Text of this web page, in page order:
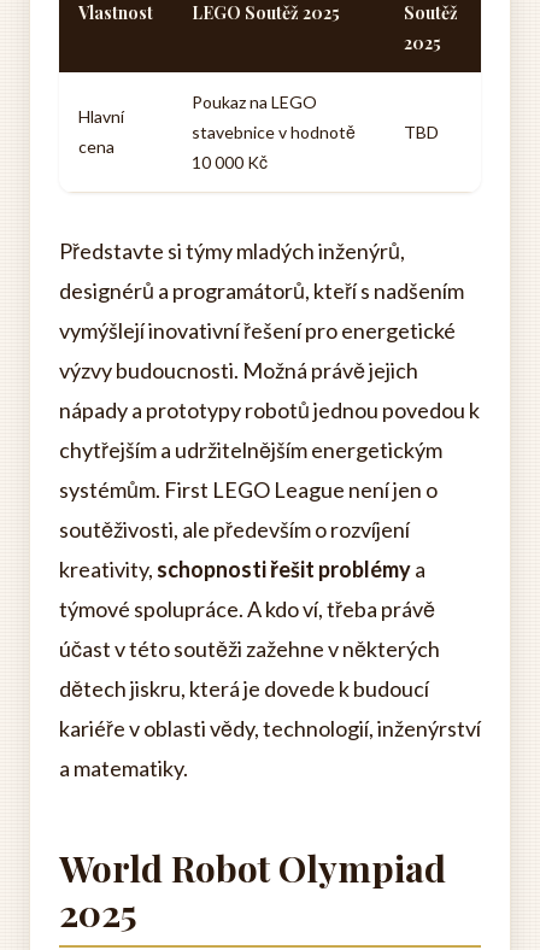
Vlastnost LEGO Soutěž 2025
Soutěž
2025
Hlavní
cena
Poukaz na LEGO
stavebnice v hodnotě
10 000 Kč
TBD
Představte si týmy mladých inženýrů,
designérů a programátorů, kteří s nadšením
vymýšlejí inovativní řešení pro energetické
výzvy budoucnosti. Možná právě jejich
nápady a prototypy robotů jednou povedou k
chytřejším a udržitelnějším energetickým
systémům. First LEGO League není jen o
soutěživosti, ale především o rozvíjení
kreativity, schopnosti řešit problémya
týmové spolupráce. A kdo ví, třeba právě
účast v této soutěži zažehne v některých
dětech jiskru, která je dovede k budoucí
kariéře v oblasti vědy, technologií, inženýrství
a matematiky.
World Robot Olympiad
2025